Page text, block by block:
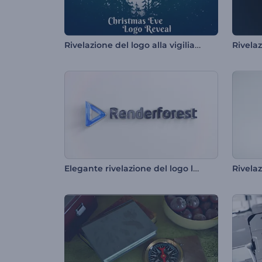
Rivelazione del logo alla vigilia di Natale
Elegante rivelazione del logo lucido